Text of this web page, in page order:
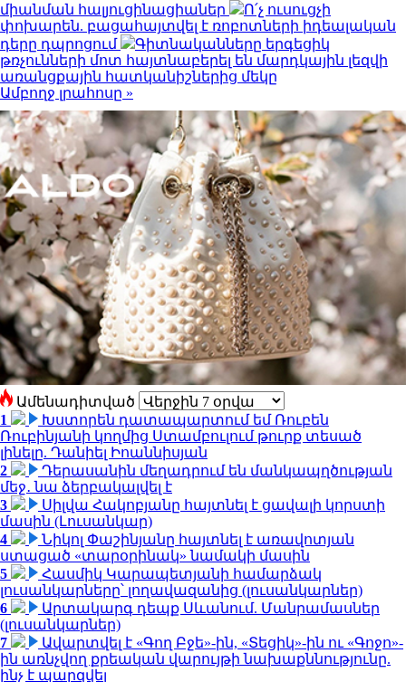
միանման հալյուցինացիաներ
Ո՛չ ուսուցչի
փոխարեն. բացահայտվել է ռոբոտների իդեալական
դերը դպրոցում
Գիտնականները երգեցիկ
թռչունների մոտ հայտնաբերել են մարդկային լեզվի
առանցքային հատկանիշներից մեկը
Ամբողջ լրահոսը »
Ամենադիտված
1
Խստորեն դատապարտում եմ Ռուբեն
Ռուբինյանի կողմից Ստամբուլում թուրք տեսած
լինելը. Դանիել Իոաննիսյան
2
Դերասանին մեղադրում են մանկապղծության
մեջ․ նա ձերբակալվել է
3
Սիլվա Հակոբյանը հայտնել է ցավալի կորստի
մասին (Լուսանկար)
4
Նիկոլ Փաշինյանը հայտնել է առավոտյան
ստացած «տարօրինակ» նամակի մասին
5
Հասմիկ Կարապետյանի համարձակ
լուսանկարները՝ լողավազանից (լուսանկարներ)
6
Արտակարգ դեպք Սևանում. Մանրամասներ
(լուսանկարներ)
7
Ավարտվել է «Գող Բջե»-ին, «Տեցիկ»-ին ու «Գոջո»-
ին առնչվող քրեական վարույթի նախաքննությունը.
ինչ է պարզվել